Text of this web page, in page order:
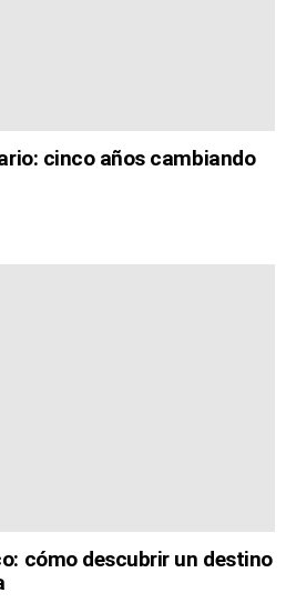
cinco años cambiando
cómo descubrir un destino